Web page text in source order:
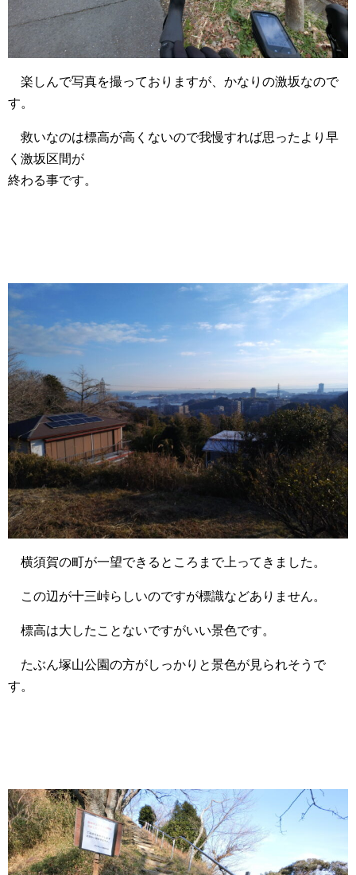
楽しんで写真を撮っておりますが、かなりの激坂なので
す。
救いなのは標高が高くないので我慢すれば思ったより早
く激坂区間が
終わる事です。
横須賀の町が一望できるところまで上ってきました。
この辺が十三峠らしいのですが標識などありません。
標高は大したことないですがいい景色です。
たぶん塚山公園の方がしっかりと景色が見られそうで
す。